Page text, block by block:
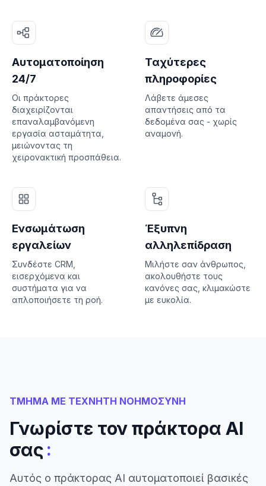
Αυτοματοποίηση
24/7
Οι πράκτορες
διαχειρίζονται
επαναλαμβανόμενη
εργασία ασταμάτητα,
μειώνοντας τη
χειρονακτική προσπάθεια.
Ταχύτερες
πληροφορίες
Λάβετε άμεσες
απαντήσεις από τα
δεδομένα σας - χωρίς
αναμονή.
Ενσωμάτωση
εργαλείων
Συνδέστε CRM,
εισερχόμενα και
συστήματα για να
απλοποιήσετε τη ροή.
Έξυπνη
αλληλεπίδραση
Μιλήστε σαν άνθρωπος,
ακολουθήστε τους
κανόνες σας, κλιμακώστε
με ευκολία.
ΤΜΗΜΑ ΜΕ ΤΕΧΝΗΤΗ ΝΟΗΜΟΣΥΝΗ
Γνωρίστε τον πράκτορα AI
σας:
Αυτός ο πράκτορας AI αυτοματοποιεί βασικές